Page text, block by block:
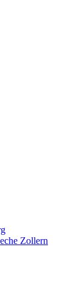
Zollern